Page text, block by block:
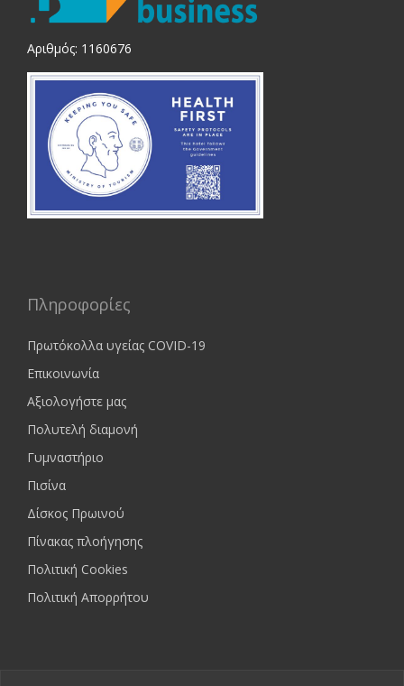
Αριθμός: 1160676
Πληροφορίες
Πρωτόκολλα υγείας COVID-19
Επικοινωνία
Αξιολογήστε μας
Πολυτελή διαμονή
Γυμναστήριο
Πισίνα
Δίσκος Πρωινού
Πίνακας πλοήγησης
Πολιτική Cookies
Πολιτική Απορρήτου